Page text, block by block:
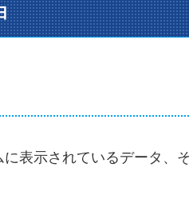
表示されているデータ、